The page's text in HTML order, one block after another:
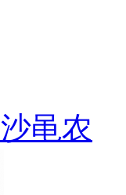
沙黾农